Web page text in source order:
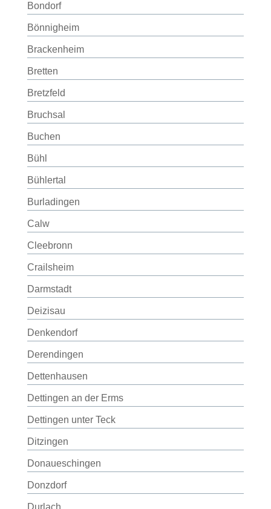
Bondorf
Bönnigheim
Brackenheim
Bretten
Bretzfeld
Bruchsal
Buchen
Bühl
Bühlertal
Burladingen
Calw
Cleebronn
Crailsheim
Darmstadt
Deizisau
Denkendorf
Derendingen
Dettenhausen
Dettingen an der Erms
Dettingen unter Teck
Ditzingen
Donaueschingen
Donzdorf
Durlach